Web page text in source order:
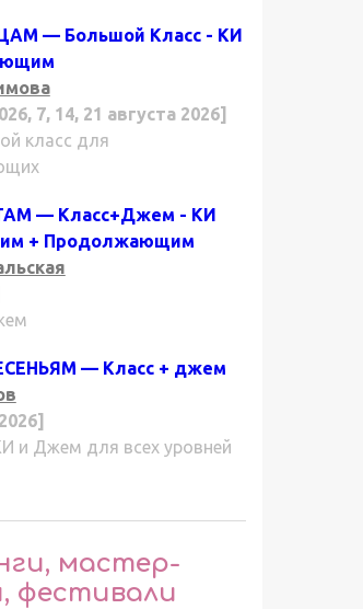
— Большой Класс - КИ
7, 14, 21 августа 2026]
класс для
— Класс+Джем - КИ
+ Продолжающим
— Класс + джем
и Джем для всех уровней
мастер-
фестивали